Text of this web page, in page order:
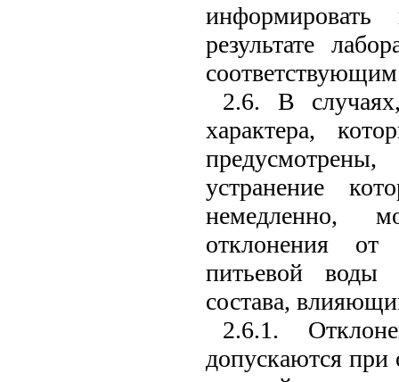
результате
2.6. В
характера,
устранение
немедленно,
отклонения от
питьевой воды
состава,
2.6.1.
допускаются